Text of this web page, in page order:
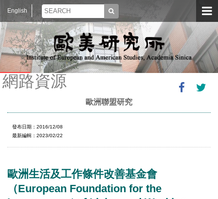
English
網路資源
歐洲聯盟研究
發布日期：2016/12/08
最新編輯：2023/02/22
歐洲生活及工作條件改善基金會
（European Foundation for the